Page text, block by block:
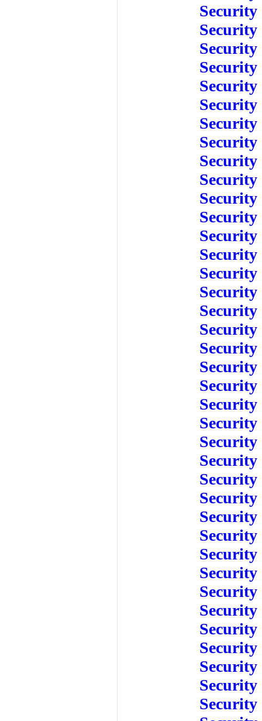
Security
Security
Security
Security
Security
Security
Security
Security
Security
Security
Security
Security
Security
Security
Security
Security
Security
Security
Security
Security
Security
Security
Security
Security
Security
Security
Security
Security
Security
Security
Security
Security
Security
Security
Security
Security
Security
Security